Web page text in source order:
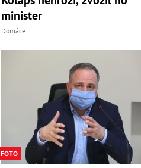
minister
Domáce
FOTO